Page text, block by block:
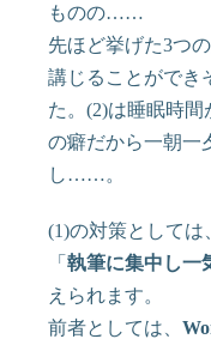
ものの……
先ほど挙げた3つ
講じることができ
た。(2)は睡眠時
の癖だから一朝一
し……。
(1)の対策としては
「 執筆に集中し一
えられます。
前者としては、